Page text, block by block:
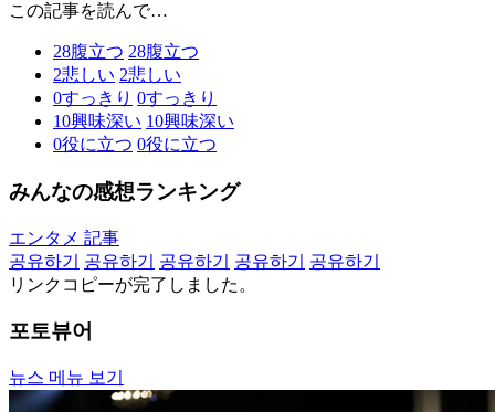
この記事を読んで…
28腹立つ 28腹立つ
2悲しい 2悲しい
0すっきり 0すっきり
10興味深い 10興味深い
0役に立つ 0役に立つ
みんなの感想ランキング
エンタメ 記事
공유하기
공유하기 공유하기 공유하기
공유하기
リンクコピーが完了しました。
포토뷰어
뉴스 메뉴 보기